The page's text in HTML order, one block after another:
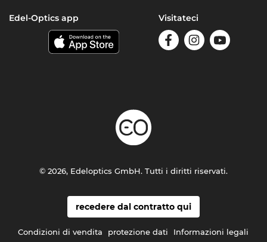
Edel-Optics app Visitateci
recedere dal contratto qui
Condizioni di vendita protezione dati Informazioni legali
© 2026, Edeloptics GmbH. Tutti i diritti riservati.